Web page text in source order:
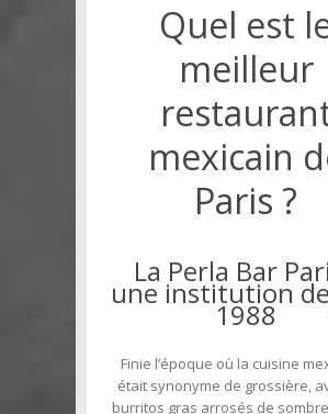
Quel est
meilleur
mexicain
Paris ?
La Perla Bar
une institution
1988
Finie l’époque où la cuisine
était synonyme de grossière,
burritos gras arrosés de